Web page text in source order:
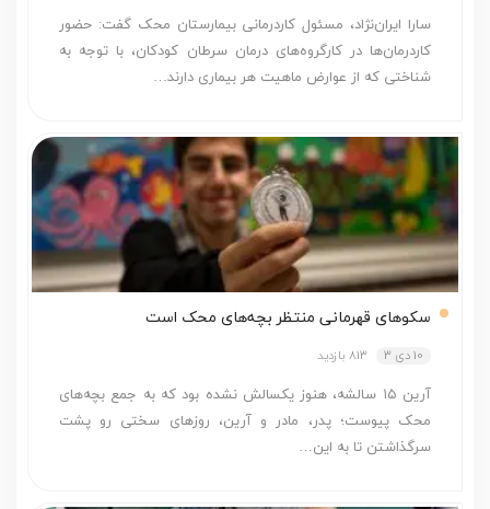
سارا ایران‌نژاد، مسئول کاردرمانی بیمارستان محک گفت: حضور
کاردرمان‌ها در کارگروه‌های درمان سرطان کودکان، با توجه به
شناختی که از عوارض ماهیت هر بیماری دارند…
سکوهای قهرمانی منتظر بچه‌های محک است
10 دی 3 813 بازدید
آرین ۱۵ سالشه، هنوز یکسالش نشده بود که به جمع بچه‌های
محک پیوست؛ پدر، مادر و آرین، روزهای سختی رو پشت
سرگذاشتن تا به این…